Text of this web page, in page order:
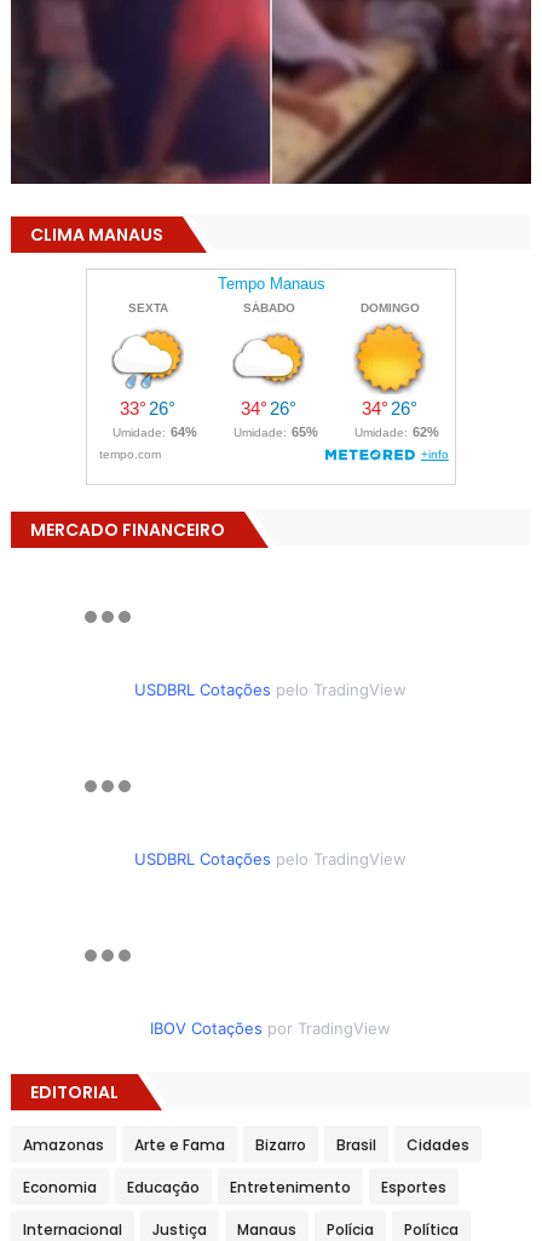
CLIMA MANAUS
MERCADO FINANCEIRO
USDBRL Cotações pelo TradingView
USDBRL Cotações pelo TradingView
IBOV Cotações por TradingView
EDITORIAL
Amazonas Arte e Fama Bizarro Brasil Cidades
Economia Educação Entretenimento Esportes
Internacional Justiça Manaus Polícia Política